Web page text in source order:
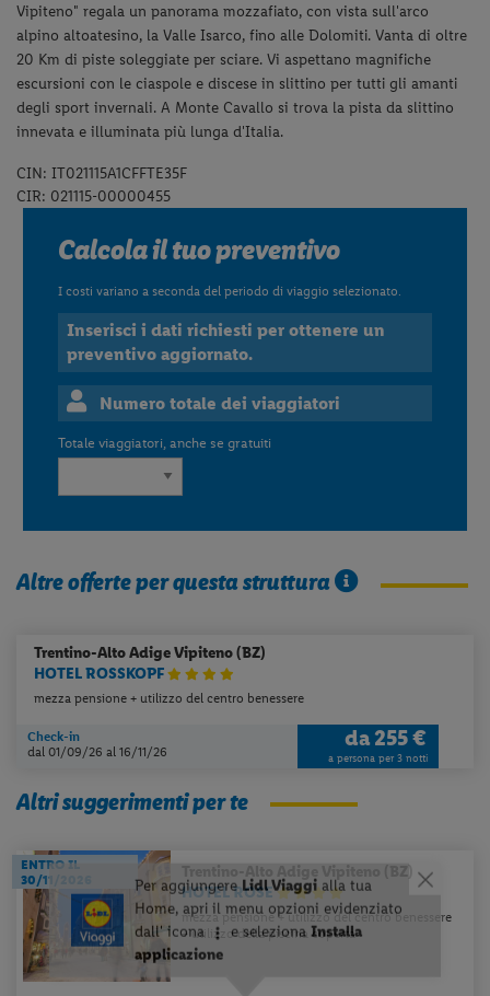
Vipiteno" regala un panorama mozzafiato, con vista sull'arco
alpino altoatesino, la Valle Isarco, fino alle Dolomiti. Vanta di oltre
20 Km di piste soleggiate per sciare. Vi aspettano magnifiche
escursioni con le ciaspole e discese in slittino per tutti gli amanti
degli sport invernali. A Monte Cavallo si trova la pista da slittino
innevata e illuminata più lunga d'Italia.
CIN: IT021115A1CFFTE35F
CIR: 021115-00000455
Calcola il tuo preventivo
I costi variano a seconda del periodo di viaggio selezionato.
Inserisci i dati richiesti per ottenere un
preventivo aggiornato.
Numero totale dei viaggiatori
Totale viaggiatori, anche se gratuiti
Altre offerte per questa struttura
Trentino-Alto AdigeVipiteno (BZ)
HOTEL ROSSKOPF
mezza pensione + utilizzo del centro benessere
Check-in
dal 01/09/26al 16/11/26
da255 €
a persona per 3 notti
Altri suggerimenti per te
HOTEL ROSE
mezza pensione + utilizzo del centro benessere
+ utilizzo della piscina coperta
ENTRO IL
30/11/2026